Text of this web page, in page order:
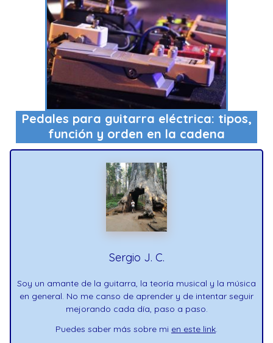
Pedales para guitarra eléctrica: tipos,
función y orden en la cadena
Sergio J. C.
Soy un amante de la guitarra, la teoría musical y la música
en general. No me canso de aprender y de intentar seguir
mejorando cada día, paso a paso.
Puedes saber más sobre mi en este link.